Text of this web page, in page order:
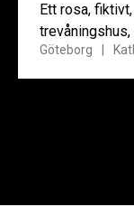
Ett rosa,
Olskroken i
Göteborg